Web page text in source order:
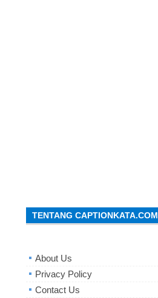
TENTANG CAPTIONKATA.COM
About Us
Privacy Policy
Contact Us